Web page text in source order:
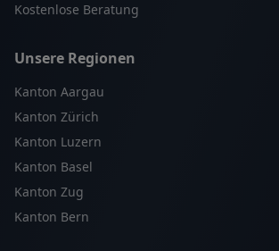
Kostenlose Beratung
Unsere Regionen
Kanton Aargau
Kanton Zürich
Kanton Luzern
Kanton Basel
Kanton Zug
Kanton Bern